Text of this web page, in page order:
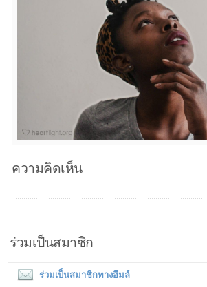
ความคิดเห็น
ร่วมเป็นสมาชิก
ร่วมเป็นสมาชิกทางอีมล์